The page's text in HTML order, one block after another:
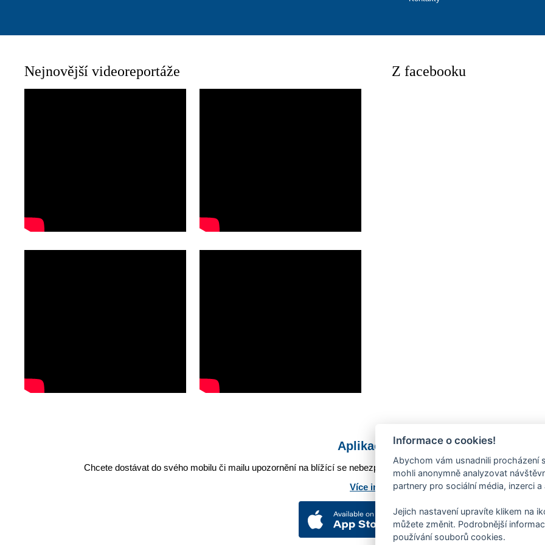
Nejnovější videoreportáže Z facebooku
Aplikace Mobilní rozhlas
Chcete dostávat do svého mobilu či mailu upozornění na blížící se nebezpečí, odstávky, poruchy a výpadky
Více informací o aplikaci
Informace o cookies!
Abychom vám usnadnili procházení
mohli anonymně analyzovat
partnery pro sociální média, inzerci a
Jejich nastavení upravíte klikem na
můžete změnit. Podrobnější
používání souborů cookies.